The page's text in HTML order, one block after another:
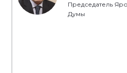
Председатель
Думы